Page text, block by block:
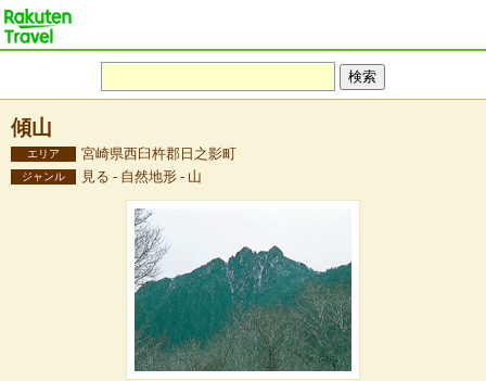
傾山
エリア 宮崎県西臼杵郡日之影町
ジャンル 見る - 自然地形 - 山